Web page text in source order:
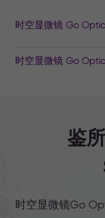
时空显微镜 Go
时空显微镜 Go
鉴
时空显微镜Go